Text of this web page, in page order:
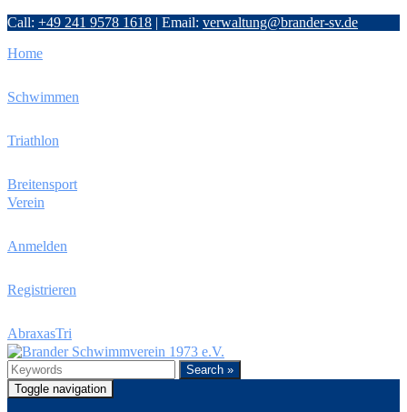
Call: +49 241 9578 1618 | Email: verwaltung@brander-sv.de
Home
Schwimmen
Triathlon
Breitensport
Verein
Anmelden
Registrieren
AbraxasTri
Search »
Toggle navigation